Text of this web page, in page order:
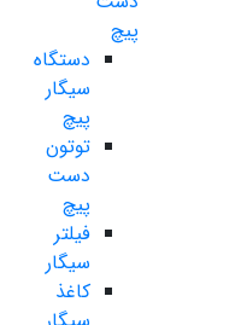
پیچ
دستگاه
سیگار
پیچ
توتون
دست
پیچ
فیلتر
سیگار
کاغذ